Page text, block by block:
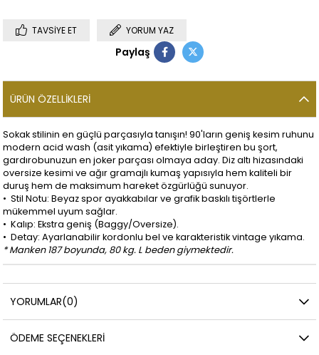
TAVSIYE ET YORUM YAZ
Paylaş
ÜRÜN ÖZELLIKLERI
Sokak stilinin en güçlü parçasıyla tanışın! 90'ların geniş kesim ruhunu
modern acid wash (asit yıkama) efektiyle birleştiren bu şort,
gardırobunuzun en joker parçası olmaya aday. Diz altı hizasındaki
oversize kesimi ve ağır gramajlı kumaş yapısıyla hem kaliteli bir
duruş hem de maksimum hareket özgürlüğü sunuyor.
•⁠ ⁠Stil Notu: Beyaz spor ayakkabılar ve grafik baskılı tişörtlerle
mükemmel uyum sağlar.
•⁠ ⁠Kalıp: Ekstra geniş (Baggy/Oversize).
•⁠ ⁠Detay: Ayarlanabilir kordonlu bel ve karakteristik vintage yıkama.
* Manken 187 boyunda, 80 kg. L beden giymektedir.
YORUMLAR(0)
ÖDEME SEÇENEKLERI